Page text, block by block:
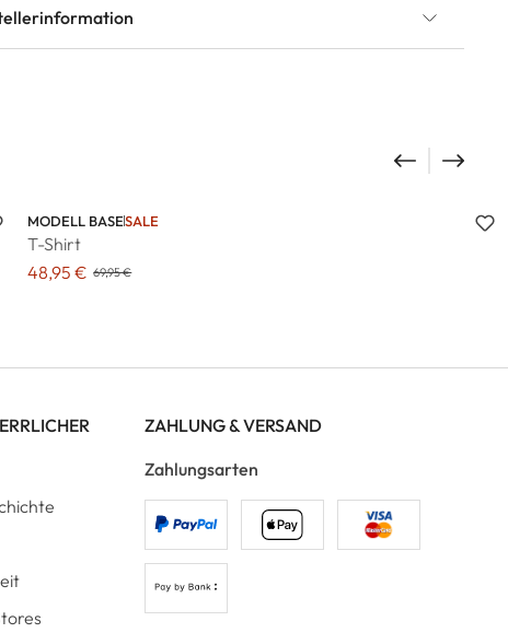
MODELL BASESALE
T-Shirt
48,95 € 69,95 €
ZAHLUNG & VERSAND
Zahlungsarten